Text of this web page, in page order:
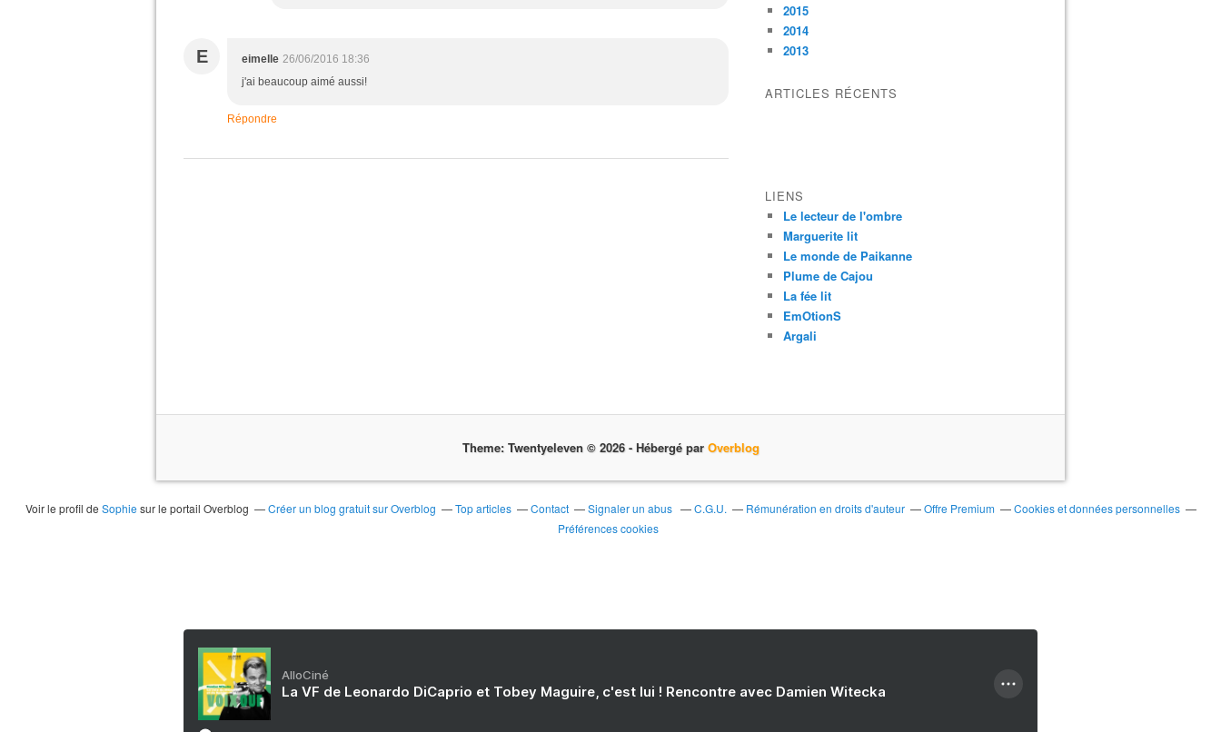
E eimelle 26/06/2016 18:36
j'ai beaucoup aimé aussi!
Répondre
2015
2014
2013
ARTICLES RÉCENTS
LIENS
Le lecteur de l'ombre
Marguerite lit
Le monde de Paikanne
Plume de Cajou
La fée lit
EmOtionS
Argali
Theme: Twentyeleven © 2026 - Hébergé par Overblog
Voir le profil de Sophie sur le portail Overblog Créer un blog gratuit sur Overblog Top articles Contact Signaler un abus C.G.U. Rémunération en droits d'auteur Offre Premium
Cookies et données personnelles
Préférences cookies
AlloCiné
La VF de Leonardo DiCaprio et Tobey Maguire, c'est lui ! Rencontre avec Damien Witecka